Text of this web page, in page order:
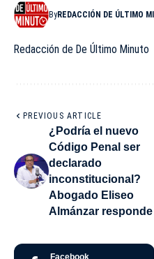
ByREDACCIÓN DE ÚLTIMO
Redacción de De Último Minuto
PREVIOUS ARTICLE
¿Podría el nuevo
Código Penal ser
declarado
inconstitucional?
Abogado Eliseo
Almánzar responde
Facebook